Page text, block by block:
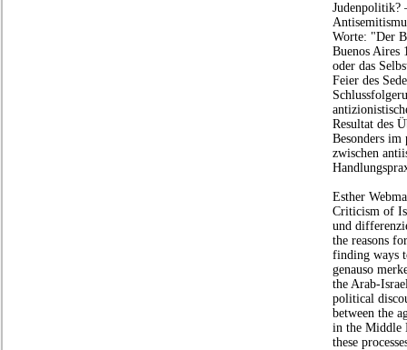
Judenpolitik?
Worte: "Der
Buenos Aires
oder das
Feier des
Resultat des
Besonders im
zwischen
Esther
Criticism of
und
the reasons
finding ways
genauso
the Arab-
political
between the
in the Middle
these